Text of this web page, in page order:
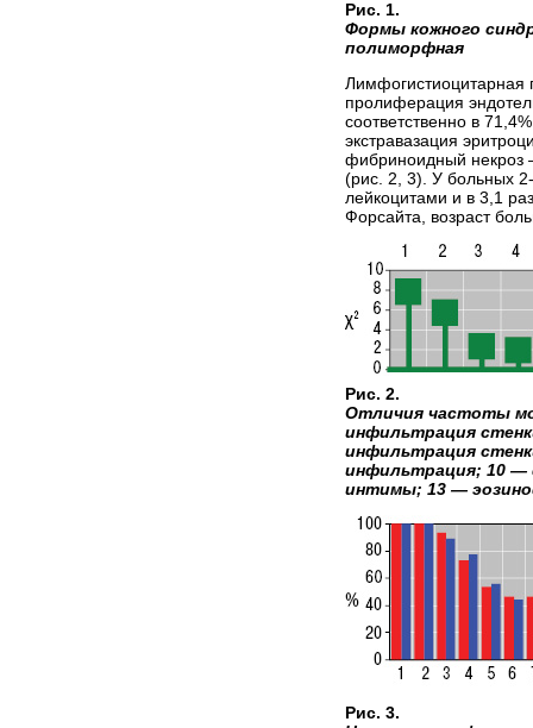
Рис. 1.
Формы кожного
полиморфная
Лимфогистиоцитарная
пролиферация
соответственно в
экстравазация
фибриноидный некроз
(рис. 2, 3). У больных
лейкоцитами и в 3,1
Форсайта, возраст
Рис. 2.
Отличия частоты
инфильтрация
инфильтрация
инфильтрация; 10 —
интимы; 13 —
Рис. 3.